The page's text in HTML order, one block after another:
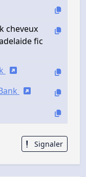
cheveux
fic
Signaler